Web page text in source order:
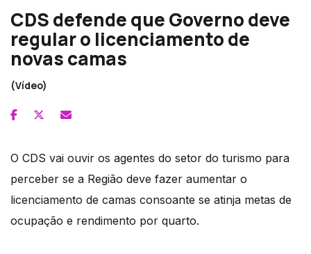
CDS defende que Governo deve
regular o licenciamento de
novas camas
(Vídeo)
O CDS vai ouvir os agentes do setor do turismo para
perceber se a Região deve fazer aumentar o
licenciamento de camas consoante se atinja metas de
ocupação e rendimento por quarto.